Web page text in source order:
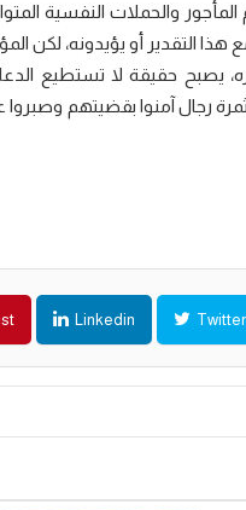
المأجور والحملات النفسية
التقدير أو يؤيدونه، لكن
يصبح حقيقة لا تستطيع
رجال آمنوا بقضيتهم
Twitter
Linkedin